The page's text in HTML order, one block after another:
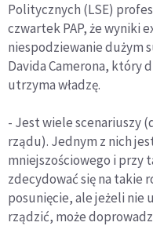
Politycznych (LSE)
czwartek PAP, że wyniki
niespodziewanie dużym
Davida Camerona, który
utrzyma władzę.
- Jest wiele scenariuszy
rządu). Jednym z nich
mniejszościowego i przy
zdecydować się na takie
posunięcie, ale jeżeli nie
rządzić, może